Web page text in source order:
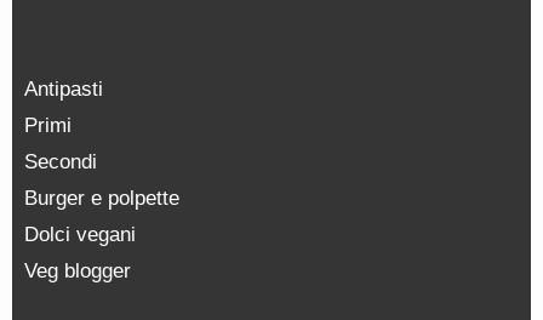
Antipasti
Primi
Secondi
Burger e polpette
Dolci vegani
Veg blogger